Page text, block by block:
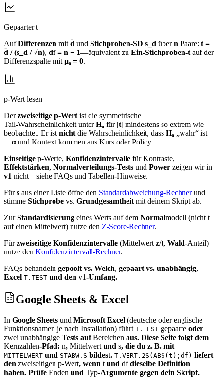
Gepaarter t
AufDifferenzen mit d̄ und Stichproben‑SD s_d übern Paare: t =
d̄ / (s_d / √n), df = n − 1—äquivalent zu Ein‑Stichproben‑t auf der
Differenzspalte mit μ₀ = 0.
p‑Wert lesen
Derzweiseitige p‑Wert ist die symmetrische
Tail‑Wahrscheinlichkeit unterH₀ für |t| mindestens so extrem wie
beobachtet. Er ist nicht die Wahrscheinlichkeit, dass H₀ „wahr“ ist
—α und Kontext kommen aus Kurs oder Policy.
Einseitige p‑Werte, Konfidenzintervalle für Kontraste,
Effektstärken, Normalverteilungs‑Tests und Power zeigen wir in
v1 nicht—siehe FAQs und Tabellen‑Hinweise.
Fürs aus einer Liste öffne den Standardabweichung‑Rechnerund
stimme Stichprobe vs. Grundgesamtheit mit deinem Skript ab.
ZurStandardisierung eines Werts auf dem Normalmodell (nicht t
auf einen Mittelwert) nutze den Z‑Score‑Rechner.
Fürzweiseitige Konfidenzintervalle (Mittelwert z/t, Wald‑Anteil)
nutze den Konfidenzintervall‑Rechner.
FAQs behandeln gepoolt vs. Welch, gepaart vs. unabhängig,
Excel T.TEST und den v1‑Umfang.
Google Sheets & Excel
In Google Sheets und Microsoft Excel (deutsche oder englische
Funktionsnamen je nach Installation) führt T.TEST gepaarte oder
zwei unabhängige Tests aufBereichen aus. Diese Seite folgt dem
Kernzahlen‑Pfad: n, Mittelwert und s, die du z. B. mit
MITTELWERT und STABW.S bildest. T.VERT.2S(ABS(t);df) liefert
den zweiseitigen p‑Wert, wenn t und dfdieselbe Definition
haben. Prüfe Enden und Typ‑Argumente gegen dein Skript.